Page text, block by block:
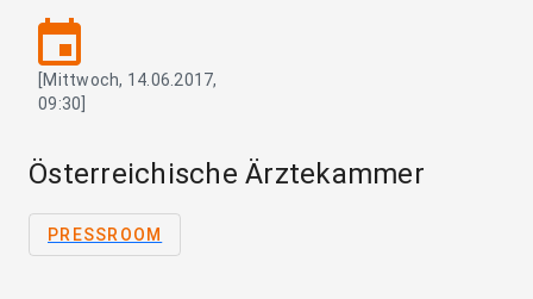
event
[Mittwoch, 14.06.2017,
09:30]
Österreichische Ärztekammer
PRESSROOM